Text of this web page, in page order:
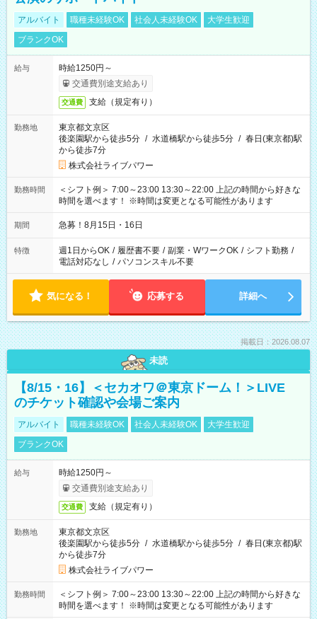
アルバイト 職種未経験OK 社会人未経験OK
大学生歓迎
ブランクOK
給与
時給1250円～
交通費別途支給あり
交通費 支給（規定有り）
勤務地
東京都文京区
後楽園駅から徒歩5分 / 水道橋駅から徒歩5分 / 春日(東京都)駅
から徒歩7分
株式会社ライブパワー
勤務時間
＜シフト例＞ 7:00～23:00 13:30～22:00 上記の時間から好きな
時間を選べます！ ※時間は変更となる可能性があります
期間 急募！8月15日・16日
特徴 週1日からOK / 履歴書不要 / 副業・WワークOK / シフト勤務 /
電話対応なし / パソコンスキル不要
気になる！ 応募する 詳細へ
掲載日：2026.08.07
未読
【8/15・16】＜セカオワ＠東京ドーム！＞LIVE
のチケット確認や会場ご案内
アルバイト 職種未経験OK 社会人未経験OK
大学生歓迎
ブランクOK
給与
時給1250円～
交通費別途支給あり
交通費 支給（規定有り）
勤務地
東京都文京区
後楽園駅から徒歩5分 / 水道橋駅から徒歩5分 / 春日(東京都)駅
から徒歩7分
株式会社ライブパワー
勤務時間
＜シフト例＞ 7:00～23:00 13:30～22:00 上記の時間から好きな
時間を選べます！ ※時間は変更となる可能性があります